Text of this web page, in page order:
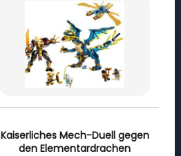
Kaiserliches Mech-Duell gegen
den Elementardrachen